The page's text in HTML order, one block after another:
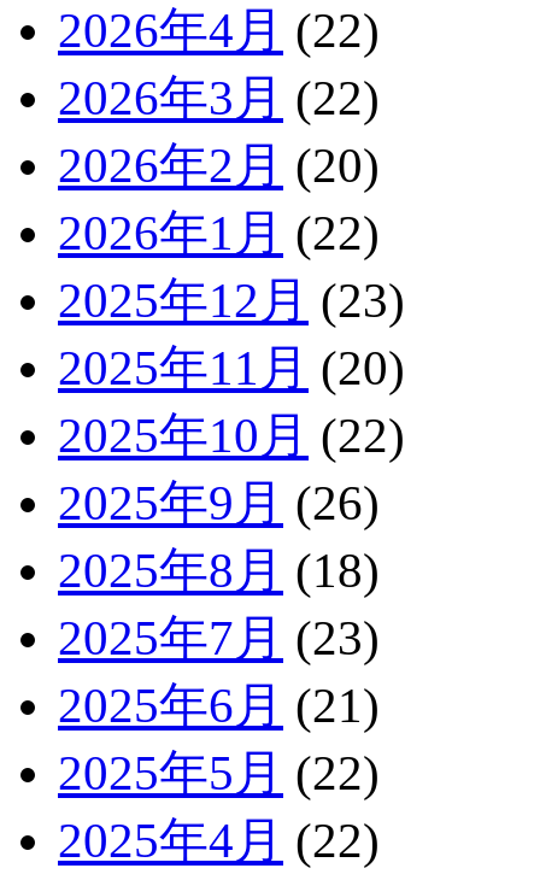
2026年4月 (22)
2026年3月 (22)
2026年2月 (20)
2026年1月 (22)
2025年12月 (23)
2025年11月 (20)
2025年10月 (22)
2025年9月 (26)
2025年8月 (18)
2025年7月 (23)
2025年6月 (21)
2025年5月 (22)
2025年4月 (22)